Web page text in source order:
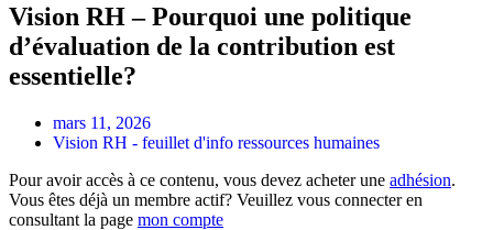
Vision RH – Pourquoi une politique
d’évaluation de la contribution est
essentielle?
mars 11, 2026
Vision RH - feuillet d'info ressources humaines
Pour avoir accès à ce contenu, vous devez acheter une adhésion.
Vous êtes déjà un membre actif? Veuillez vous connecter en
consultant la page mon compte